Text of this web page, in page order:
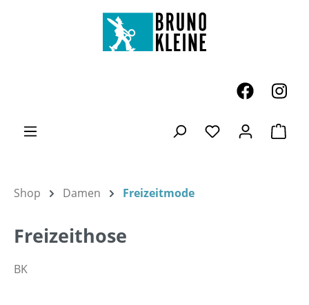
Zum Hauptinhalt springen
Du hast 0
Shop Damen Freizeitmode
Freizeithose
BK